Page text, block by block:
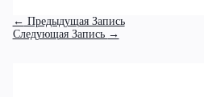
← Предыдущая Запись
Следующая Запись →